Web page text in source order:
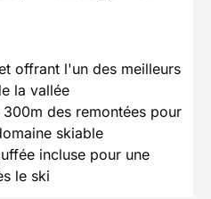
offrant l'un des meilleurs
la vallée
des remontées pour
skiable
incluse pour une
le ski